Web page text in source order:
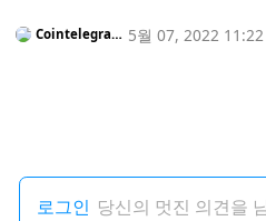
Cointelegrap 5월 07, 2022 11:22
로그인 당신의 멋진 의견을